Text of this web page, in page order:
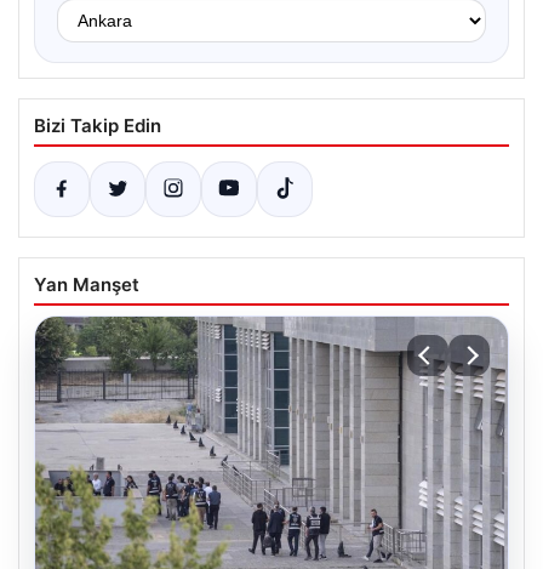
Bizi Takip Edin
Yan Manşet